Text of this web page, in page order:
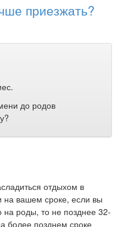
приезжать?
до родов
отдыхом в
вашем сроке, если вы
на роды, то не позднее 32-
более позднем сроке